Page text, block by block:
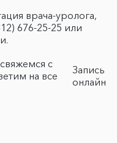
врача-уролога,
676-25-25 или
с
на все
Запись
онлайн